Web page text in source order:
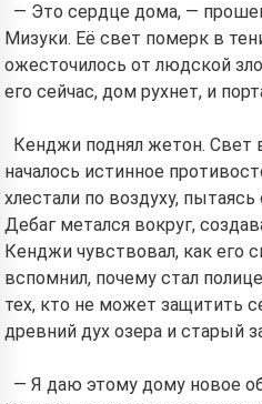
— Это сердце дома, —
Мизуки. Её свет померк в
ожесточилось от людской
его сейчас, дом рухнет, и
Кенджи поднял жетон. Свет
началось истинное
хлестали по воздуху, пытаясь
Дебаг метался вокруг,
Кенджи чувствовал, как его
вспомнил, почему стал
тех, кто не может защитить
древний дух озера и старый
— Я даю этому дому новое